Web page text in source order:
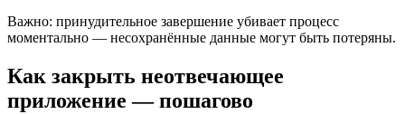
Важно: принудительное завершение убивает процесс
моментально — несохранённые данные могут быть потеряны.
Как закрыть неотвечающее
приложение — пошагово